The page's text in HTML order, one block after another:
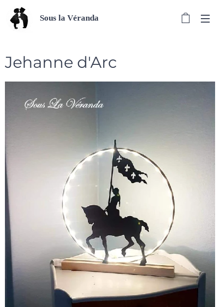
Sous la Véranda
Jehanne d'Arc